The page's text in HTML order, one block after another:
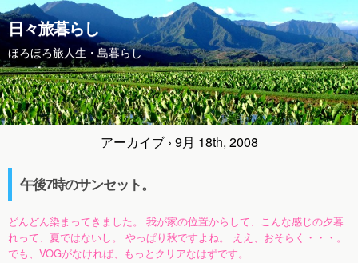
日々旅暮らし
ほろほろ旅人生・島暮らし
アーカイブ › 9月 18th, 2008
午後7時のサンセット。
どんどん染まってきました。 我が家の位置からして、こんな感じの夕暮
れって、夏ではないし。 やっぱり秋ですよね。 ええ、おそらく・・・。
でも、VOGがなければ、もっとクリアなはずです。